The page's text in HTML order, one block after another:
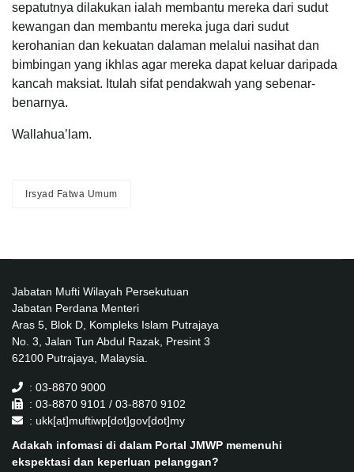
sepatutnya dilakukan ialah membantu mereka dari sudut
kewangan dan membantu mereka juga dari sudut
kerohanian dan kekuatan dalaman melalui nasihat dan
bimbingan yang ikhlas agar mereka dapat keluar daripada
kancah maksiat. Itulah sifat pendakwah yang sebenar-
benarnya.
Wallahua’lam.
Irsyad Fatwa Umum
Jabatan Mufti Wilayah Persekutuan
Jabatan Perdana Menteri
Aras 5, Blok D, Kompleks Islam Putrajaya
No. 3, Jalan Tun Abdul Razak, Presint 3
62100 Putrajaya, Malaysia.
: 03-8870 9000
: 03-8870 9101 / 03-8870 9102
: ukk[at]muftiwp[dot]gov[dot]my
Adakah infomasi di dalam Portal JMWP memenuhi
ekspektasi dan keperluan pelanggan?